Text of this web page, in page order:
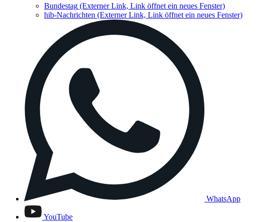
Bundestag (Externer Link, Link öffnet ein neues Fenster)
hib-Nachrichten (Externer Link, Link öffnet ein neues Fenster)
WhatsApp
YouTube